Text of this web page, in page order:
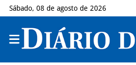
Sábado, 08 de agosto de 2026